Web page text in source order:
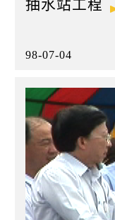
抽水站工程
98-07-04